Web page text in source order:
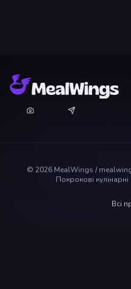
© 2026 MealWings /
Покрокові
Всі